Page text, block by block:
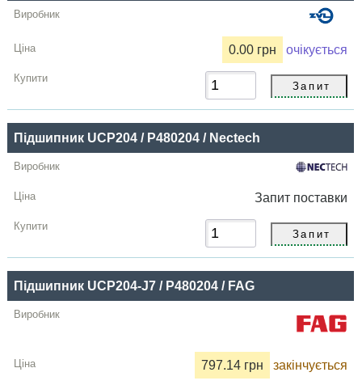
0.00 грн очікується
Підшипник UCP204 / P480204 / Nectech
Запит поставки
Підшипник UCP204-J7 / P480204 / FAG
797.14 грн закінчується